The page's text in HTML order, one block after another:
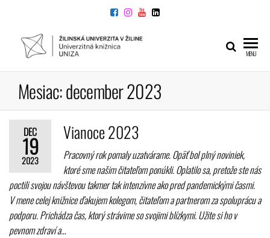
UNIVERZITNÁ
KNIŽNICA
MENU
Mesiac:december 2023
DEC
19
2023
Vianoce 2023
Pracovný rok pomaly uzatvárame. Opäť bol plný noviniek,
ktoré sme našim čitateľom ponúkli. Oplatilo sa, pretože ste nás
poctili svojou návštevou takmer tak intenzívne ako pred pandemickými časmi.
V mene celej knižnice ďakujem kolegom, čitateľom a partnerom za spoluprácu a
podporu. Prichádza čas, ktorý strávime so svojimi blízkymi. Užite si ho v
pevnom zdraví a…